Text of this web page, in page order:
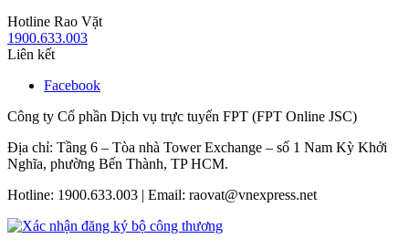
Hotline Rao Vặt
1900.633.003
Liên kết
Facebook
Công ty Cổ phần Dịch vụ trực tuyến FPT (FPT Online JSC)
Địa chỉ: Tầng 6 – Tòa nhà Tower Exchange – số 1 Nam Kỳ Khởi
Nghĩa, phường Bến Thành, TP HCM.
Hotline: 1900.633.003 | Email: raovat@vnexpress.net